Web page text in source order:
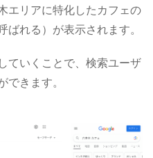
エリアに特化したカフェの
ばれる）が表示されます。
ていくことで、検索ユーザ
きます。